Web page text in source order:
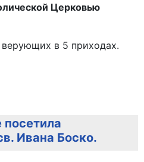
Церковью
в 5 приходах.
Ивана Боско.